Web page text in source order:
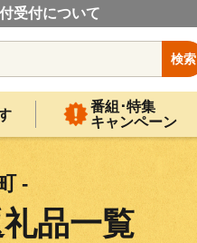
受付について
検索
番組･特集
キャンペーン
-
品一覧